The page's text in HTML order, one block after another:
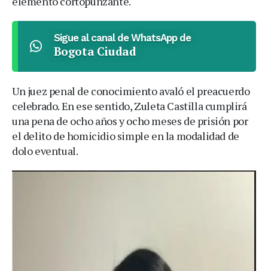
Sigue al canal de WhatsApp de
Bogota Ciudad
Un juez penal de conocimiento avaló el preacuerdo
celebrado. En ese sentido, Zuleta Castilla cumplirá
una pena de ocho años y ocho meses de prisión por
el delito de homicidio simple en la modalidad de
dolo eventual.